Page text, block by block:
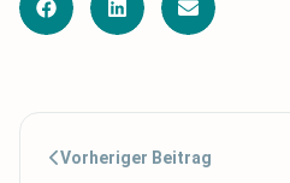
Vorheriger Beitrag